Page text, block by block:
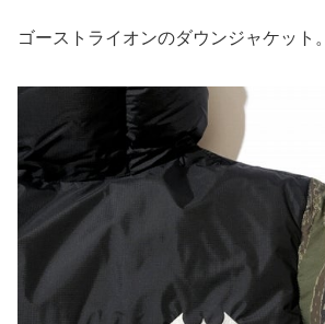
ゴーストライオンのダウンジャケット。